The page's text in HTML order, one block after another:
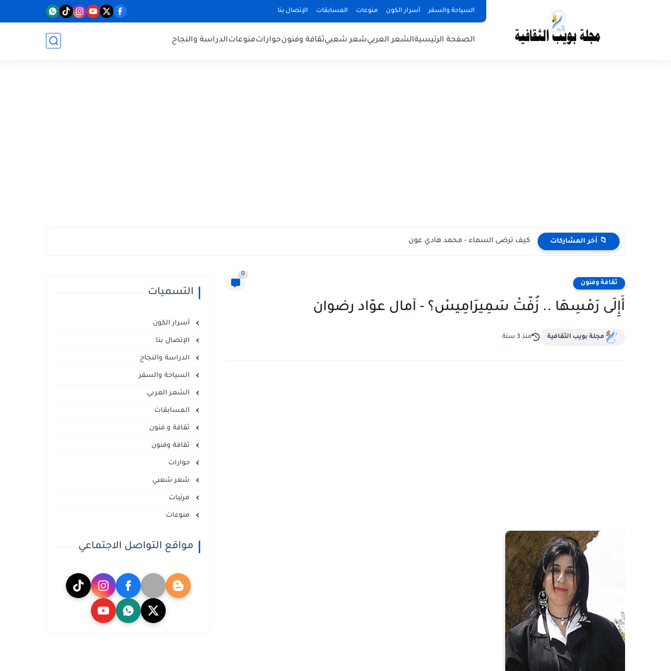
السياحة والسفر أسرار الكون منوعات المسابقات الإتصال بنا
الصفحة الرئيسيةالشعر العربيشعر شعبيثقافة وفنونحواراتمنوعاتالدراسة والنجاح
📁 أخر المشاركات كيف ترضى السماء - محمد هادي عون
ثقافة وفنون
0
أَإِلَى رَمْسِهَا .. زُفَّتْ سَمِيرَامِيسْ؟ - آمال عوّاد رضوان
مجلة بويب الثقافية منذ 3 سنة
التسميات
أسرار الكون
الإتصال بنا
الدراسة والنجاح
السياحة والسفر
الشعر العربي
المسابقات
ثقافة و فنون
ثقافة وفنون
حوارات
شعر شعبي
مرئيات
منوعات
مواقع التواصل الاجتماعي